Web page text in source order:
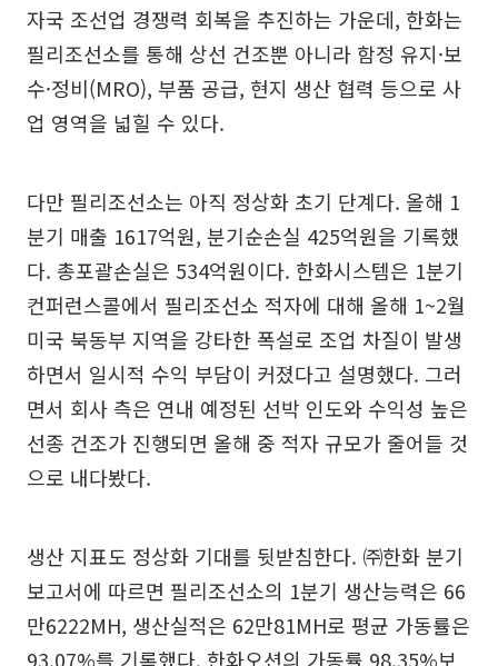
자국 조선업 경쟁력 회복을 추진하는 가운데, 한화는
필리조선소를 통해 상선 건조뿐 아니라 함정 유지·보
수·정비(MRO), 부품 공급, 현지 생산 협력 등으로 사
업 영역을 넓힐 수 있다.
다만 필리조선소는 아직 정상화 초기 단계다. 올해 1
분기 매출 1617억원, 분기순손실 425억원을 기록했
다. 총포괄손실은 534억원이다. 한화시스템은 1분기
컨퍼런스콜에서 필리조선소 적자에 대해 올해 1~2월
미국 북동부 지역을 강타한 폭설로 조업 차질이 발생
하면서 일시적 수익 부담이 커졌다고 설명했다. 그러
면서 회사 측은 연내 예정된 선박 인도와 수익성 높은
선종 건조가 진행되면 올해 중 적자 규모가 줄어들 것
으로 내다봤다.
생산 지표도 정상화 기대를 뒷받침한다. ㈜한화 분기
보고서에 따르면 필리조선소의 1분기 생산능력은 66
만6222MH, 생산실적은 62만81MH로 평균 가동률은
93.07%를 기록했다. 한화오션의 가동률 98.35%보